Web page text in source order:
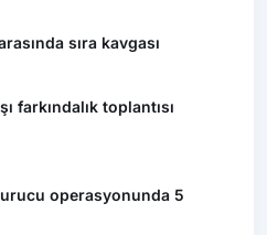
sıra kavgası
farkındalık toplantısı
operasyonunda 5